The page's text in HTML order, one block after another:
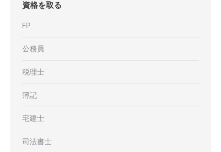
資格を取る
FP
公務員
税理士
簿記
宅建士
司法書士